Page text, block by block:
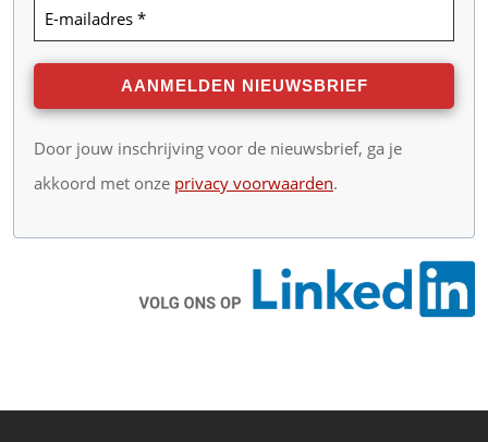
Door jouw inschrijving voor de nieuwsbrief, ga je
akkoord met onze privacy voorwaarden.